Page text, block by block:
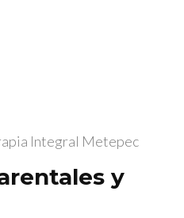
Integral Metepec
y